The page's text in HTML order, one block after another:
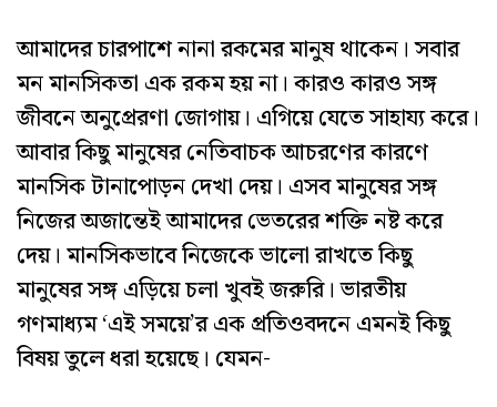
আমাদের চারপাশে নানা রকমের মানুষ থাকেন। সবার
মন মানসিকতা এক রকম হয় না। কারও কারও সঙ্গ
জীবনে অনুপ্রেরণা জোগায়। এগিয়ে যেতে সাহায্য করে।
আবার কিছু মানুষের নেতিবাচক আচরণের কারণে
মানসিক টানাপোড়ন দেখা দেয়। এসব মানুষের সঙ্গ
নিজের অজান্তেই আমাদের ভেতরের শক্তি নষ্ট করে
দেয়। মানসিকভাবে নিজেকে ভালো রাখতে কিছু
মানুষের সঙ্গ এড়িয়ে চলা খুবই জরুরি। ভারতীয়
গণমাধ্যম ‘এই সময়ে’র এক প্রতিওবদনে এমনই কিছু
বিষয় তুলে ধরা হয়েছে। যেমন-